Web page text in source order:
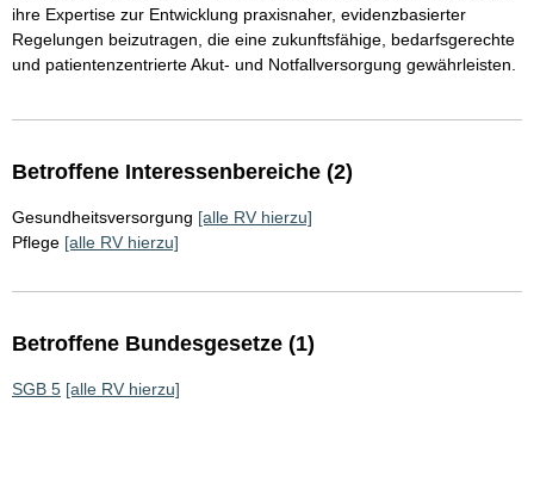
ihre Expertise zur Entwicklung praxisnaher, evidenzbasierter
Regelungen beizutragen, die eine zukunftsfähige, bedarfsgerechte
und patientenzentrierte Akut- und Notfallversorgung gewährleisten.
Betroffene Interessenbereiche (2)
Gesundheitsversorgung [alle RV hierzu]
Pflege [alle RV hierzu]
Betroffene Bundesgesetze (1)
SGB 5 [alle RV hierzu]